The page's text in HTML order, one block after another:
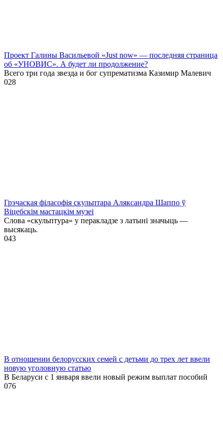
Проект Галины Васильевой «Just now» — последняя страница
об «УНОВИС». А будет ли продолжение?
Всего три года звезда и бог супрематизма Казимир Малевич
028
Грэчаская філасофія скульптара Аляксандра Шаппо ў
Віцебскім мастацкім музеі
Слова «скульптура» у перакладзе з латыні значыць —
высякаць.
043
В отношении белорусских семей с детьми до трех лет ввели
новую уголовную статью
В Беларуси с 1 января ввели новый режим выплат пособий
076